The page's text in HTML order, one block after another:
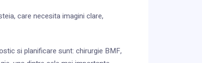
care necesita imagini clare,
si planificare sunt: chirurgie BMF,